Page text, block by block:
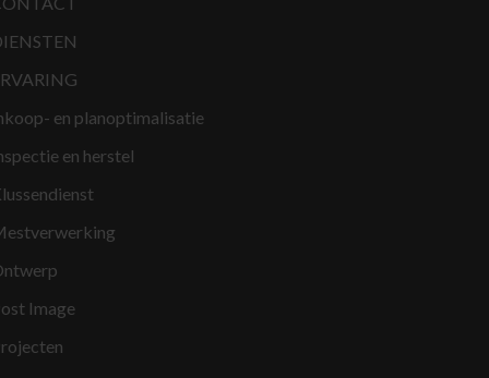
en planoptimalisatie
en herstel
Image